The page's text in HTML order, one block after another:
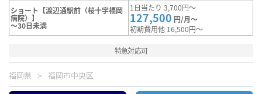
ショート【渡辺通駅前（桜十字福岡
病院）】
～30日未満
1日当たり 3,700円～
127,500 円/月～
初期費用他 16,500円～
特急対応可
福岡県 福岡市中央区